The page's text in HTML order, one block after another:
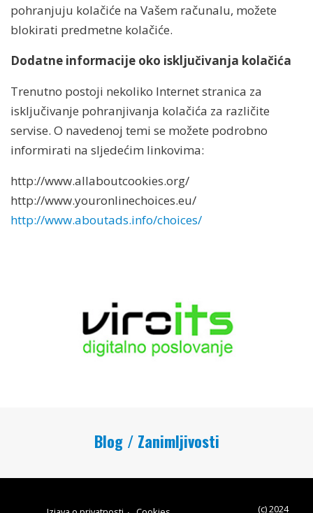
pohranjuju kolačiće na Vašem računalu, možete
blokirati predmetne kolačiće.
Dodatne informacije oko isključivanja kolačića
Trenutno postoji nekoliko Internet stranica za
isključivanje pohranjivanja kolačića za različite
servise. O navedenoj temi se možete podrobno
informirati na sljedećim linkovima:
http://www.allaboutcookies.org/
http://www.youronlinechoices.eu/
http://www.aboutads.info/choices/
Blog / Zanimljivosti
(c) 2024